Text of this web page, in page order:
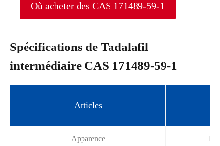
Où acheter des CAS 171489-59-1
Spécifications de Tadalafil
intermédiaire CAS 171489-59-1
Articles
Apparence